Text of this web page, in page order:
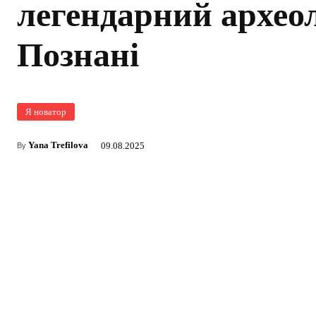
легендарний
Познані
Я новатор
By Yana Trefilova 09.08.2025